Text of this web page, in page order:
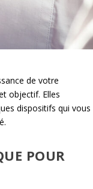
de votre
objectif. Elles
dispositifs qui vous
POUR